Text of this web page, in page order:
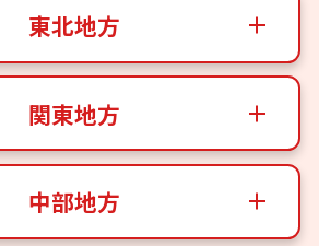
東北地方
関東地方
中部地方